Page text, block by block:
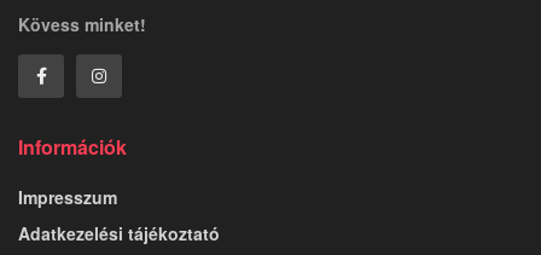
Kövess minket!
Információk
Impresszum
Adatkezelési tájékoztató